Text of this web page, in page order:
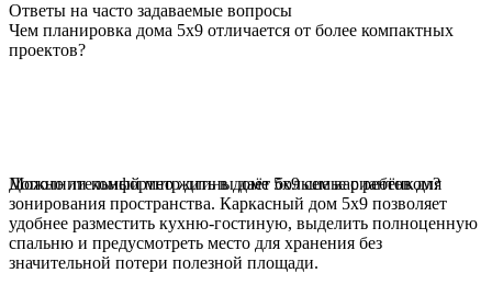
Ответы на часто задаваемые вопросы
Чем планировка дома 5х9 отличается от более компактных
проектов?
Дополнительный метр длины даёт больше вариантов для
зонирования пространства. Каркасный дом 5х9 позволяет
удобнее разместить кухню-гостиную, выделить полноценную
спальню и предусмотреть место для хранения без
значительной потери полезной площади.
Можно ли комфортно жить в доме 5х9 семье с ребёнком?